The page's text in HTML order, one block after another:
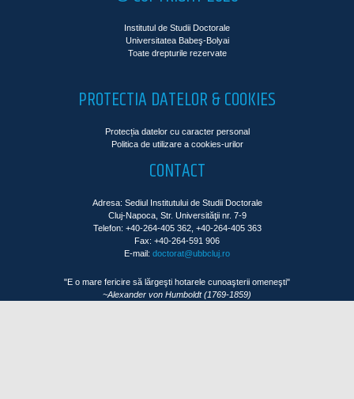
Institutul de Studii Doctorale
Universitatea Babeş-Bolyai
Toate drepturile rezervate
PROTECTIA DATELOR & COOKIES
Protecția datelor cu caracter personal
Politica de utilizare a cookies-urilor
CONTACT
Adresa: Sediul Institutului de Studii Doctorale
Cluj-Napoca, Str. Universităţii nr. 7-9
Telefon: +40-264-405 362, +40-264-405 363
Fax: +40-264-591 906
E-mail: doctorat@ubbcluj.ro
"E o mare fericire să lărgeşti hotarele cunoaşterii omeneşti"
~Alexander von Humboldt (1769-1859)